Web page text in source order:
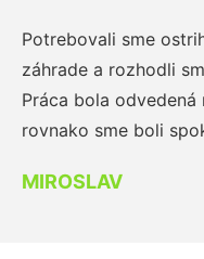
Potrebovali sme
záhrade a rozhodli
Práca bola
rovnako sme boli
MIROSLAV